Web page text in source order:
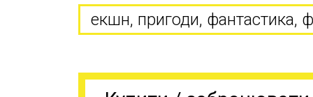
екшн, пригоди, фантастика,